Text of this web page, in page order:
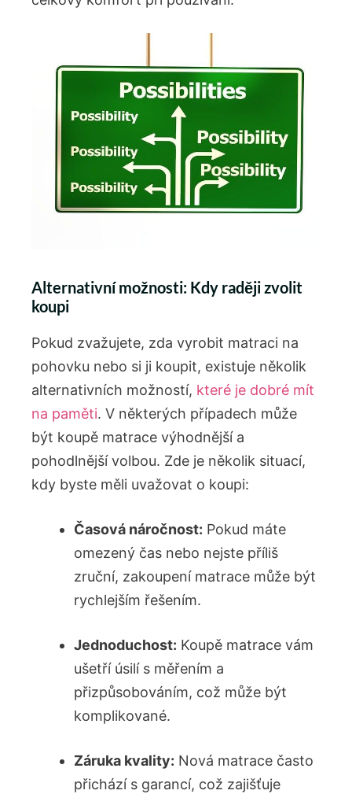
Alternativní možnosti: Kdy raději zvolit
koupi
Pokud zvažujete, zda vyrobit matraci na
pohovku nebo si ji koupit, existuje několik
alternativních možností, které je dobré mít
na paměti. V některých případech může
být koupě matrace výhodnější a
pohodlnější volbou. Zde je několik situací,
kdy byste měli uvažovat o koupi:
Časová náročnost: Pokud máte
omezený čas nebo nejste příliš
zruční, zakoupení matrace může být
rychlejším řešením.
Jednoduchost: Koupě matrace vám
ušetří úsilí s měřením a
přizpůsobováním, což může být
komplikované.
Záruka kvality: Nová matrace často
přichází s garancí, což zajišťuje